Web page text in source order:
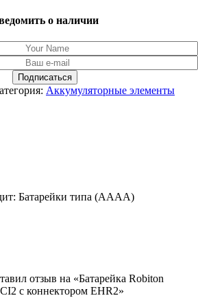
о наличии
Аккумуляторные элементы
Батарейки типа (AAAA)
отзыв на «Батарейка Robiton
с коннектором EHR2»